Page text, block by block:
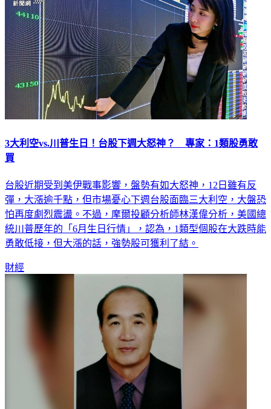
3大利空vs.川普生日！台股下週大怒神？ 專家：1類股勇敢
買
台股近期受到美伊戰事影響，盤勢有如大怒神，12日雖有反
彈，大漲逾千點，但市場憂心下週台股面臨三大利空，大盤恐
怕再度劇烈震盪。不過，摩爾投顧分析師林漢偉分析，美國總
統川普歷年的「6月生日行情」，認為，1類型個股在大跌時能
勇敢低接，但大漲的話，強勢股可獲利了結。
財經